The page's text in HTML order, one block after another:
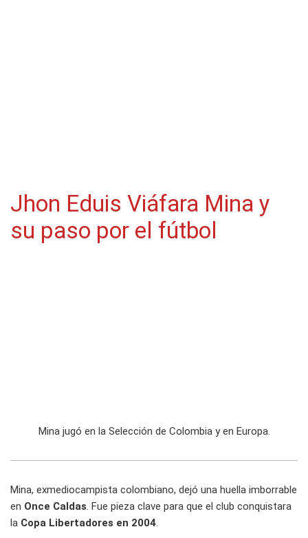
Jhon Eduis Viáfara Mina y
su paso por el fútbol
Mina jugó en la Selección de Colombia y en Europa.
Mina, exmediocampista colombiano, dejó una huella imborrable
en Once Caldas. Fue pieza clave para que el club conquistara
la Copa Libertadores en 2004.